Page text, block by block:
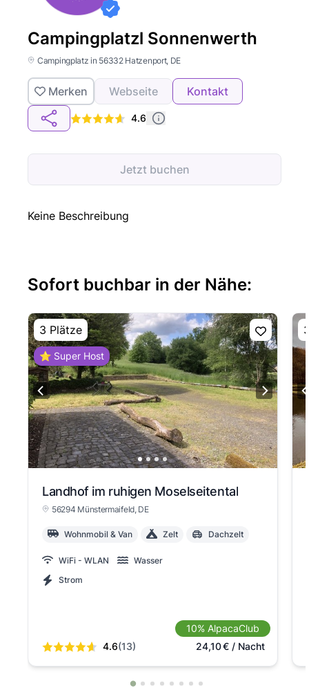
Campingplatzl Sonnenwerth
Campingplatz in 56332 Hatzenport, DE
Merken Webseite Kontakt
4.6
Jetzt buchen
Keine Beschreibung
Sofort buchbar in der Nähe:
3 Plätze
⭐ Super Host
Landhof im ruhigen Moselseitental
56294 Münstermaifeld, DE
Wohnmobil & Van Zelt Dachzelt
WiFi - WLAN
Wasser
Strom
4.6(13)
10% AlpacaClub
24,10€/ Nacht